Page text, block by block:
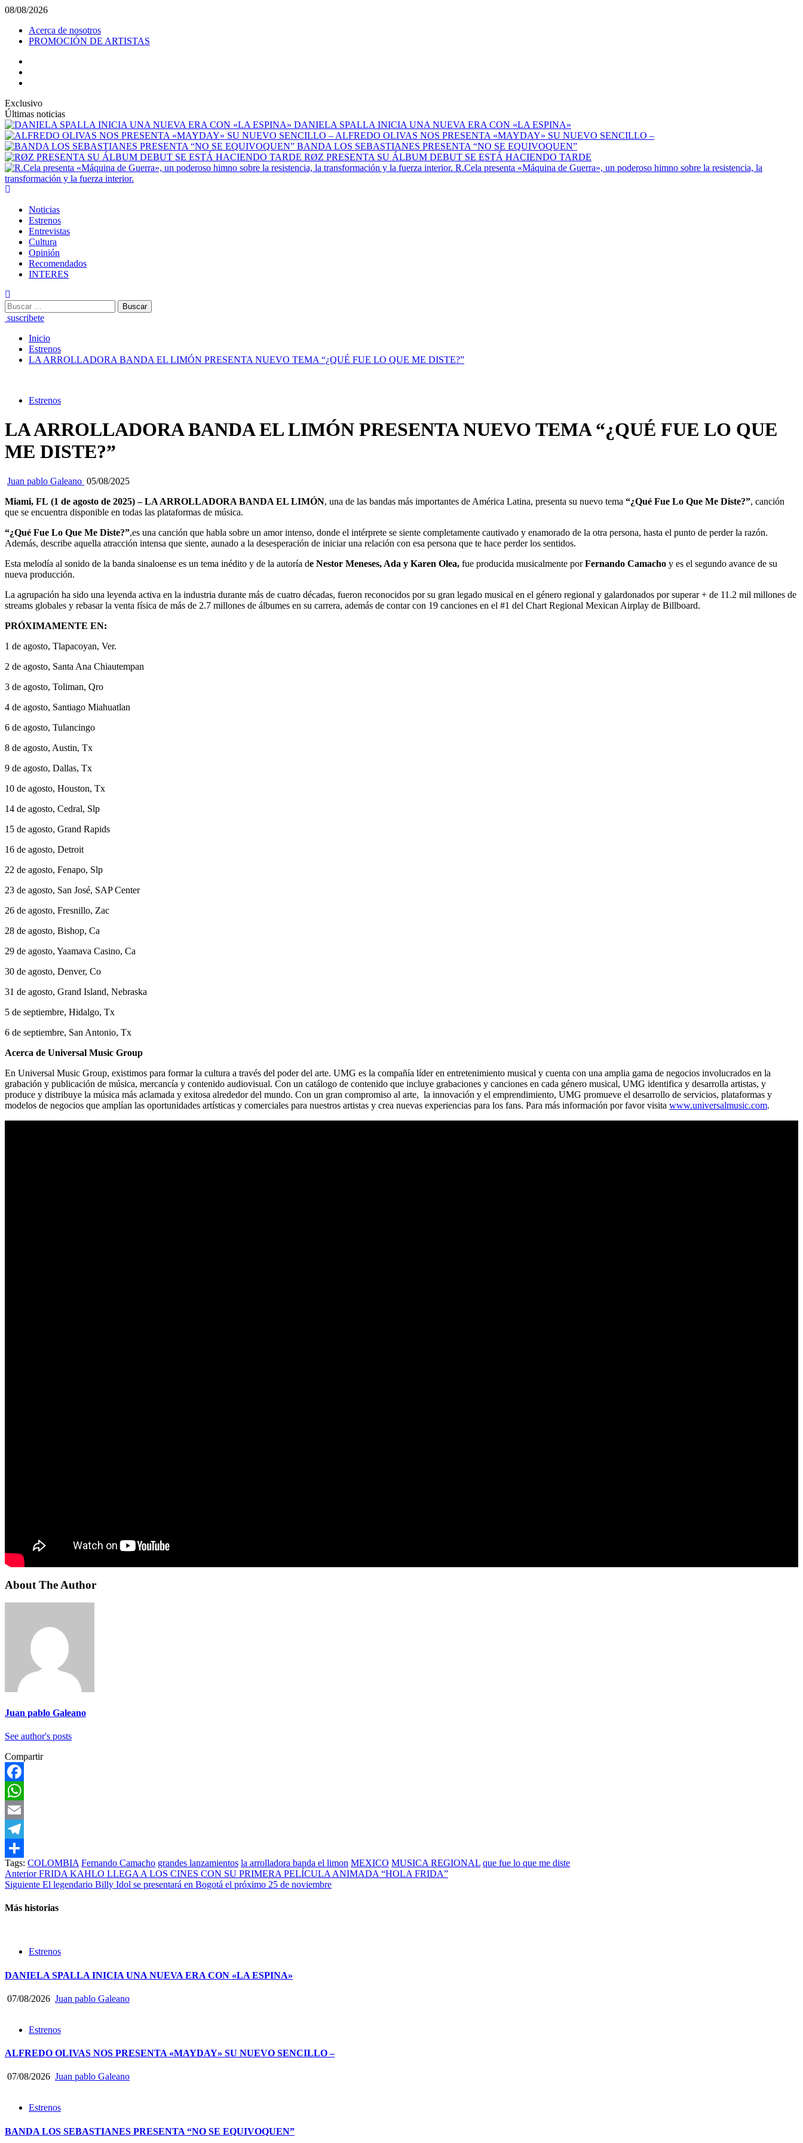
Saltar
contenido
08/08/2026
Acerca de nosotros
PROMOCIÓN DE ARTISTAS
Exclusivo
Últimas noticias
DANIELA SPALLA INICIA UNA NUEVA ERA CON «LA ESPINA»
ALFREDO OLIVAS NOS PRESENTA «MAYDAY» SU NUEVO SENCILLO –
BANDA LOS SEBASTIANES PRESENTA “NO SE EQUIVOQUEN”
RØZ PRESENTA SU ÁLBUM DEBUT SE ESTÁ HACIENDO TARDE
R.Cela presenta «Máquina de Guerra», un poderoso himno sobre la resistencia, la
transformación y la fuerza interior.
Noticias
Estrenos
Entrevistas
Cultura
Opinión
Recomendados
INTERES
Buscar:
suscribete
Inicio
Estrenos
LA ARROLLADORA BANDA EL LIMÓN PRESENTA NUEVO TEMA “¿QUÉ FUE LO QUE ME DISTE?”
Estrenos
LA ARROLLADORA BANDA EL LIMÓN PRESENTA NUEVO TEMA “¿QUÉ FUE LO QUE
ME DISTE?”
Juan pablo Galeano 05/08/2025
Miami, FL (1 de agosto de 2025) – LA ARROLLADORA BANDA EL LIMÓN, una de las bandas más importantes de América Latina, presenta su nuevo tema “¿Qué Fue Lo Que Me Diste?”, canción
que se encuentra disponible en todas las plataformas de música.
“¿Qué Fue Lo Que Me Diste?”,es una canción que habla sobre un amor intenso, donde el intérprete se siente completamente cautivado y enamorado de la otra persona, hasta el punto de perder la razón.
Además, describe aquella atracción intensa que siente, aunado a la desesperación de iniciar una relación con esa persona que te hace perder los sentidos.
Esta melodía al sonido de la banda sinaloense es un tema inédito y de la autoría de Nestor Meneses, Ada y Karen Olea, fue producida musicalmente porFernando Camacho y es el segundo avance de su
nueva producción.
La agrupación ha sido una leyenda activa en la industria durante más de cuatro décadas, fueron reconocidos por su gran legado musical en el género regional y galardonados por superar + de 11.2 mil millones de
streams globales y rebasar la venta física de más de 2.7 millones de álbumes en su carrera, además de contar con 19 canciones en el #1 del Chart Regional Mexican Airplay de Billboard.
PRÓXIMAMENTE EN:
1 de agosto, Tlapacoyan, Ver.
2 de agosto, Santa Ana Chiautempan
3 de agosto, Toliman, Qro
4 de agosto, Santiago Miahuatlan
6 de agosto, Tulancingo
8 de agosto, Austin, Tx
9 de agosto, Dallas, Tx
10 de agosto, Houston, Tx
14 de agosto, Cedral, Slp
15 de agosto, Grand Rapids
16 de agosto, Detroit
22 de agosto, Fenapo, Slp
23 de agosto, San José, SAP Center
26 de agosto, Fresnillo, Zac
28 de agosto, Bishop, Ca
29 de agosto, Yaamava Casino, Ca
30 de agosto, Denver, Co
31 de agosto, Grand Island, Nebraska
5 de septiembre, Hidalgo, Tx
6 de septiembre, San Antonio, Tx
Acerca de Universal Music Group
En Universal Music Group, existimos para formar la cultura a través del poder del arte. UMG es la compañía líder en entretenimiento musical y cuenta con una amplia gama de negocios involucrados en la
grabación y publicación de música, mercancía y contenido audiovisual. Con un catálogo de contenido que incluye grabaciones y canciones en cada género musical, UMG identifica y desarrolla artistas, y
produce y distribuye la música más aclamada y exitosa alrededor del mundo. Con un gran compromiso al arte, la innovación y el emprendimiento, UMG promueve el desarrollo de servicios, plataformas y
modelos de negocios que amplían las oportunidades artísticas y comerciales para nuestros artistas y crea nuevas experiencias para los fans. Para más información por favor visita www.universalmusic.com.
About The Author
Juan pablo Galeano
See author's posts
Compartir
Facebook
WhatsApp
Email
Telegram
Compartir
Tags: COLOMBIA Fernando Camacho grandes lanzamientos la arrolladora banda el limon MEXICO MUSICA REGIONAL que fue lo que me diste
Post
navigation
AnteriorFRIDA KAHLO LLEGA A LOS CINES CON SU PRIMERA PELÍCULA ANIMADA “HOLA FRIDA”
Siguiente El legendario Billy Idol se presentará en Bogotá el próximo 25 de noviembre
Más historias
Estrenos
DANIELA SPALLA INICIA UNA NUEVA ERA CON «LA ESPINA»
07/08/2026 Juan pablo Galeano
Estrenos
ALFREDO OLIVAS NOS PRESENTA «MAYDAY» SU NUEVO SENCILLO –
07/08/2026 Juan pablo Galeano
Estrenos
BANDA LOS SEBASTIANES PRESENTA “NO SE EQUIVOQUEN”